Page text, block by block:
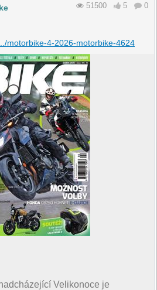
51500 5 0
motorbike-4-2026-motorbike-4624
Velikonoce je